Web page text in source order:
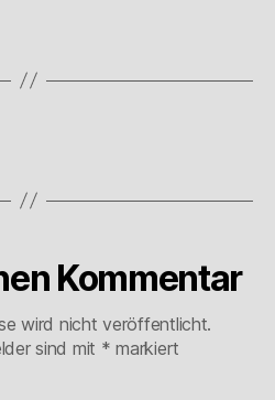
Kommentar
wird nicht veröffentlicht.
sind mit * markiert